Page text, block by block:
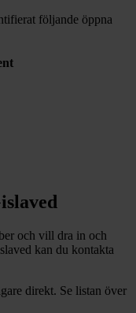
följande öppna
och vill dra in och
kan du kontakta
direkt. Se listan över